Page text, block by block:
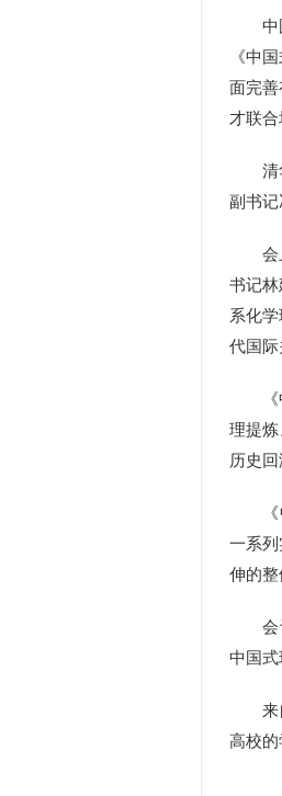
中国
《中
面完
才联合
清华
副书记
会上
书记
系化
代国际
《中
理提
历史
《中
一系
伸的整
会议
中国式
来自
高校的